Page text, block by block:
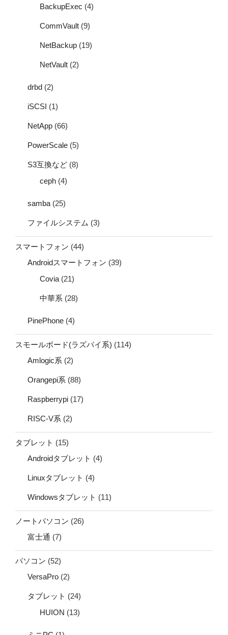
BackupExec (4)
CommVault (9)
NetBackup (19)
NetVault (2)
drbd (2)
iSCSI (1)
NetApp (66)
PowerScale (5)
S3互換など (8)
ceph (4)
samba (25)
ファイルシステム (3)
スマートフォン (44)
Androidスマートフォン (39)
Covia (21)
中華系 (28)
PinePhone (4)
スモールボード(ラズパイ系) (114)
Amlogic系 (2)
Orangepi系 (88)
Raspberrypi (17)
RISC-V系 (2)
タブレット (15)
Androidタブレット (4)
Linuxタブレット (4)
Windowsタブレット (11)
ノートパソコン (26)
富士通 (7)
パソコン (52)
VersaPro (2)
タブレット (24)
HUION (13)